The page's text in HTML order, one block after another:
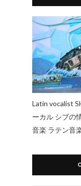
Latin vocalist
ーカル シブの
音楽 ラテン音